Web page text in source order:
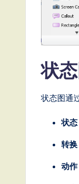
状
状态图通
状态
转换
动作